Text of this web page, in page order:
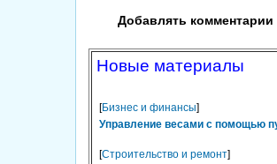
Добавлять комментарии
Новые материалы
[Бизнес и финансы]
Управление весами с помощью
[Строительство и ремонт]